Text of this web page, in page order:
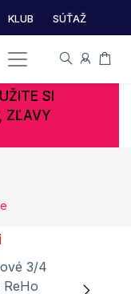
KLUB SÚŤAŽ
SI
ZĽAVY
3/4
ReHo